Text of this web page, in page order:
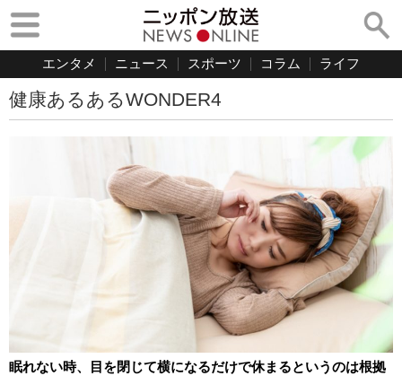
エンタメ ニュース スポーツ コラム ライフ
健康あるあるWONDER4
眠れない時、目を閉じて横になるだけで休まるというのは根拠